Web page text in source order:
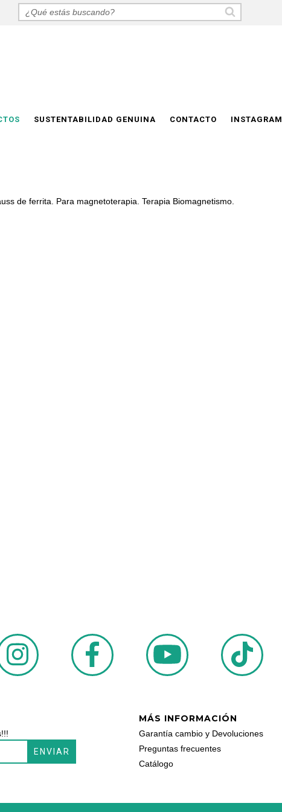
SUSTENTABILIDAD GENUINA CONTACTO INSTAGRAM
de ferrita. Para magnetoterapia. Terapia Biomagnetismo.
MÁS INFORMACIÓN
Garantía cambio y Devoluciones
Preguntas frecuentes
Catálogo